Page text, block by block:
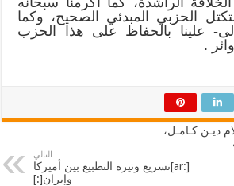
الحزبي المبدئي الصحيح، وكما
علينا بالحفاظ على هذا الحزب
.
ديـن كـامـل،
التالي
[:ar]تسريع وتيرة التطبيع بين أميركا
وإيران[:]